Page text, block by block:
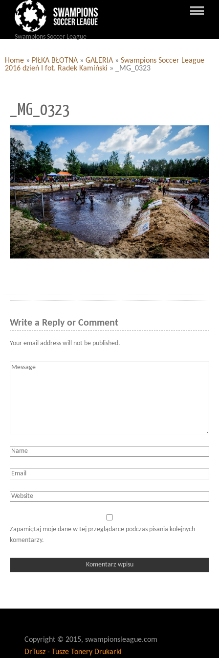
Swampions Soccer League
Home » PIŁKA BŁOTNA » GALERIA » Swampions Soccer League
2016 dzień I fot. Radek Kamiński » _MG_0323
_MG_0323
Write a Reply or Comment
Your email address will not be published.
Zapamiętaj moje dane w tej przeglądarce podczas pisania kolejnych
komentarzy.
Copyright © 2015, swampionsleague.com
DrTusz - Tusze Tonery Drukarki